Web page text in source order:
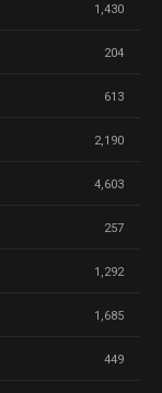
1,430
204
613
2,190
4,603
257
1,292
1,685
449